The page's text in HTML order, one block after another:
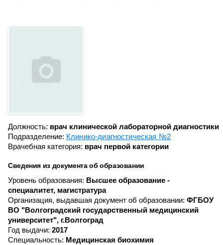
Должность: врач клинической лабораторной диагностики
Подразделение: Клинико-диагностическая №2
Врачебная категория: врач первой категории
Сведения из документа об образовании
Уровень образования: Высшее образование -
специалитет, магистратура
Организация, выдавшая документ об образовании: ФГБОУ
ВО "Волгоградский государственный медицинский
университет", г.Волгоград
Год выдачи: 2017
Специальность: Медицинская биохимия